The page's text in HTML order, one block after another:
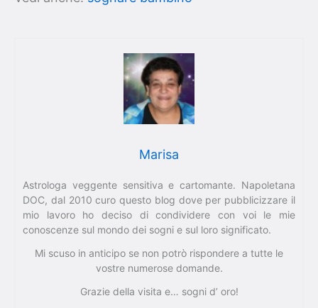
Marisa
Astrologa veggente sensitiva e cartomante. Napoletana
DOC, dal 2010 curo questo blog dove per pubblicizzare il
mio lavoro ho deciso di condividere con voi le mie
conoscenze sul mondo dei sogni e sul loro significato.
Mi scuso in anticipo se non potrò rispondere a tutte le
vostre numerose domande.
Grazie della visita e… sogni d’ oro!